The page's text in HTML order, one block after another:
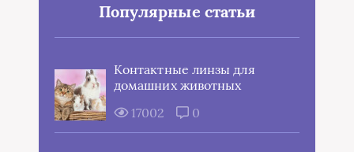
Популярные статьи
Контактные линзы для
домашних животных
17002
0